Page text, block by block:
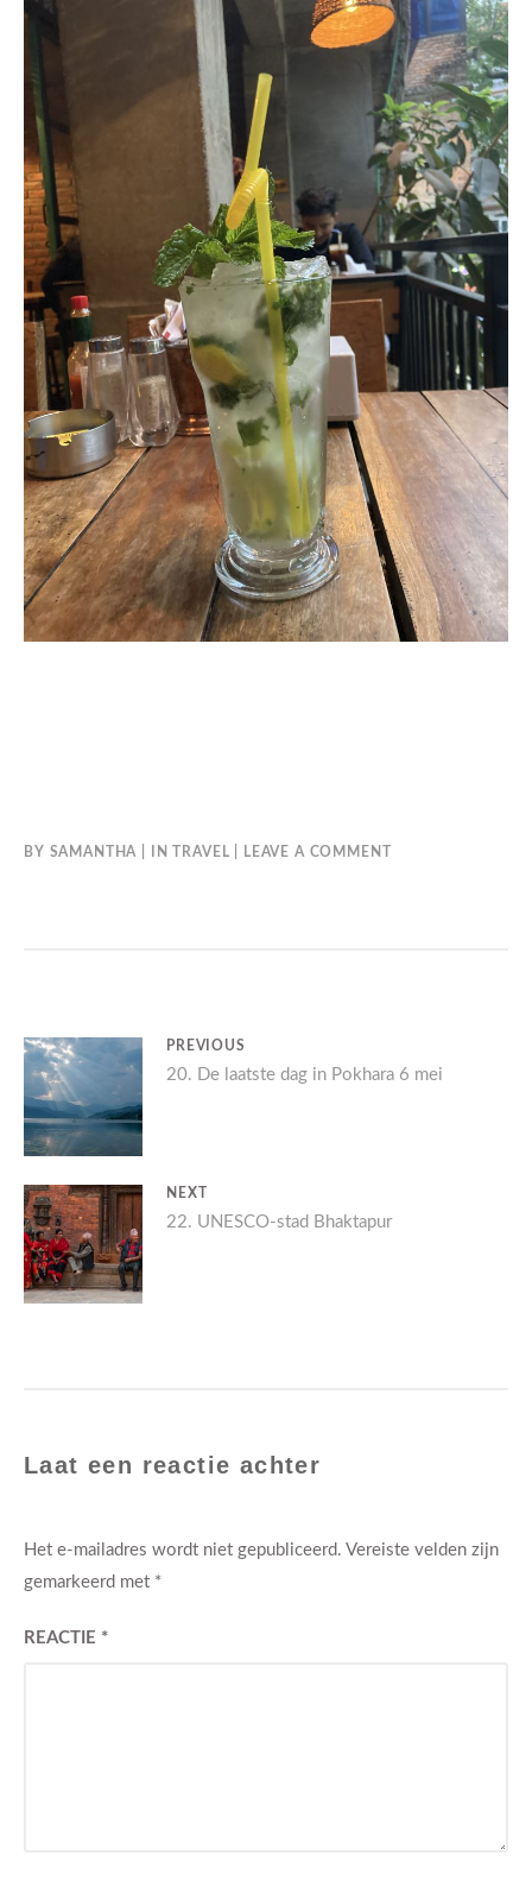
BY SAMANTHA IN TRAVEL LEAVE A COMMENT
BERICHT
NAVIGATIE
PREVIOUS
Previous
post:
20. De laatste dag in Pokhara 6 mei
NEXT
Next
post:
22. UNESCO-stad Bhaktapur
Laat een reactie achter
Het e-mailadres wordt niet gepubliceerd. Vereiste velden zijn
gemarkeerd met *
REACTIE *